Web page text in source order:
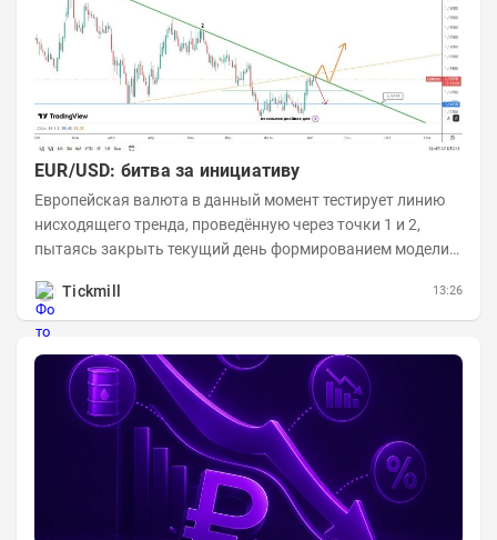
EUR/USD: битва за инициативу
Европейская валюта в данный момент тестирует линию
нисходящего тренда, проведённую через точки 1 и 2,
пытаясь закрыть текущий день формированием модели
Tickmill
13:26